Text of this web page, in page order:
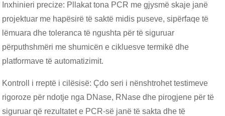
Inxhinieri precize: Pllakat tona PCR me gjysmë skaje janë
projektuar me hapësirë ​​të saktë midis puseve, sipërfaqe të
lëmuara dhe toleranca të ngushta për të siguruar
përputhshmëri me shumicën e cikluesve termikë dhe
platformave të automatizimit.
Kontroll i rreptë i cilësisë: Çdo seri i nënshtrohet testimeve
rigoroze për ndotje nga DNase, RNase dhe pirogjene për të
siguruar që rezultatet e PCR-së janë të sakta dhe të